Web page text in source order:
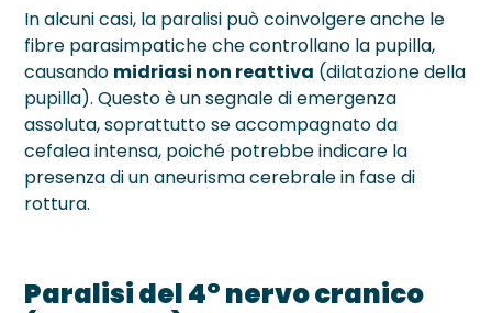
In alcuni casi, la paralisi può coinvolgere anche le
fibre parasimpatiche che controllano la pupilla,
causando midriasi non reattiva (dilatazione della
pupilla). Questo è un segnale di emergenza
assoluta, soprattutto se accompagnato da
cefalea intensa, poiché potrebbe indicare la
presenza di un aneurisma cerebrale in fase di
rottura.
Paralisi del 4° nervo cranico